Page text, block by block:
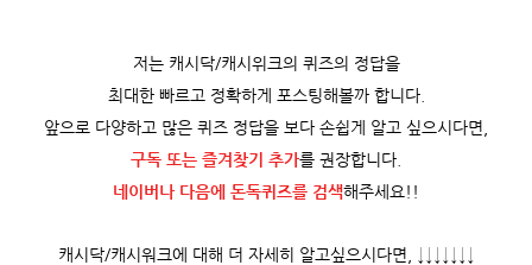
저는 캐시닥/캐시위크의 퀴즈의 정답을
최대한 빠르고 정확하게 포스팅해볼까 합니다.
앞으로 다양하고 많은 퀴즈 정답을 보다 손쉽게 알고 싶으시다면,
구독 또는 즐겨찾기 추가를 권장합니다.
네이버나 다음에 돈독퀴즈를 검색해주세요!!
캐시닥/캐시워크에 대해 더 자세히 알고싶으시다면, ↓↓↓↓↓↓↓